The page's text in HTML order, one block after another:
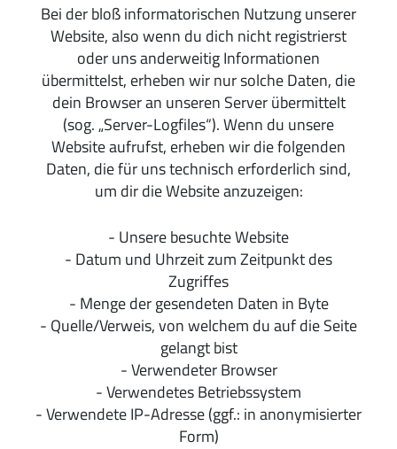
Bei der bloß informatorischen Nutzung unserer
Website, also wenn du dich nicht registrierst
oder uns anderweitig Informationen
übermittelst, erheben wir nur solche Daten, die
dein Browser an unseren Server übermittelt
(sog. „Server-Logfiles“). Wenn du unsere
Website aufrufst, erheben wir die folgenden
Daten, die für uns technisch erforderlich sind,
um dir die Website anzuzeigen:
- Unsere besuchte Website
- Datum und Uhrzeit zum Zeitpunkt des
Zugriffes
- Menge der gesendeten Daten in Byte
- Quelle/Verweis, von welchem du auf die Seite
gelangt bist
- Verwendeter Browser
- Verwendetes Betriebssystem
- Verwendete IP-Adresse (ggf.: in anonymisierter
Form)